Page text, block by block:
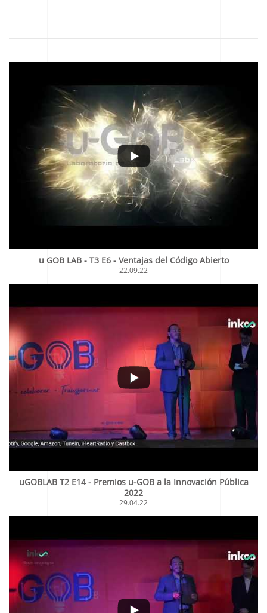
u GOB LAB - T3 E6 - Ventajas del Código Abierto
22.09.22
uGOBLAB T2 E14 - Premios u-GOB a la Innovación Pública
2022
29.04.22